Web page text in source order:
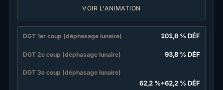
VOIR L'ANIMATION
DGT 1er coup (déphasage lunaire) 101,8 % DÉF
DGT 2e coup (déphasage lunaire) 93,8 % DÉF
DGT 3e coup (déphasage lunaire)
62,2 %+62,2 % DÉF